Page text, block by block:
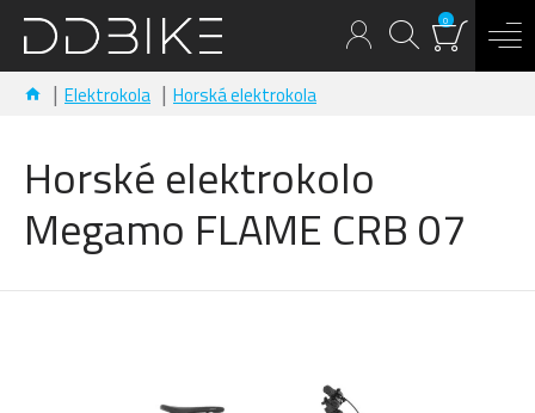
0
Elektrokola Horská elektrokola
Horské elektrokolo
Megamo FLAME CRB 07